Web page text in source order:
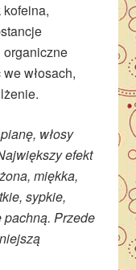
kofeina,
włosach,
włosy
efekt
miękka,
sypkie,
Przede